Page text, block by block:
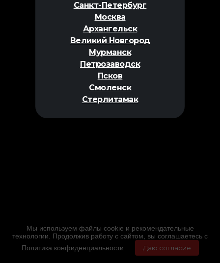
Санкт-Петербург
Москва
Архангельск
Великий Новгород
Мурманск
Петрозаводск
Псков
Смоленск
Стерлитамак
Мы используем файлы cookie и рекомендательные
технологии. Продолжив работу с сайтом, вы соглашаетесь с
Политика конфиденциальности
Даю согласие